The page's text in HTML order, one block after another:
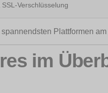
Verschlüsselung
Plattformen
im